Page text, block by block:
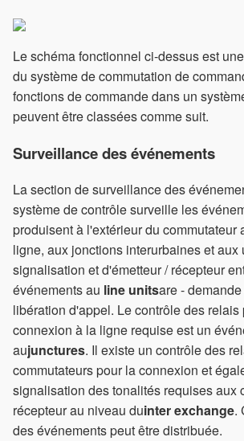
Le schéma fonctionnel ci-dessus est
du système de commutation de
fonctions de commande dans un
peuvent être classées comme suit.
Surveillance des événements
La section de surveillance des
système de contrôle surveille les
produisent à l'extérieur du commutateur
ligne, aux jonctions interurbaines et aux
signalisation et d'émetteur / récepteur
événements au line unitsare -
libération d'appel. Le contrôle des relais
connexion à la ligne requise est un
aujunctures. Il existe un contrôle des
commutateurs pour la connexion et
signalisation des tonalités requises aux
récepteur au niveau duinter exchange.
des événements peut être distribuée.